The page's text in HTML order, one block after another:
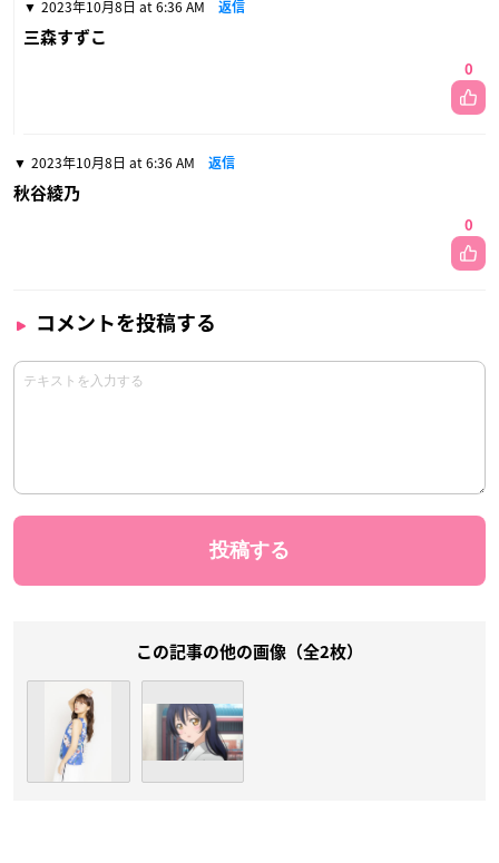
2023年10月8日 at 6:36 AM 返信
三森すずこ
0
2023年10月8日 at 6:36 AM 返信
秋谷綾乃
0
コメントを投稿する
この記事の他の画像（全2枚）